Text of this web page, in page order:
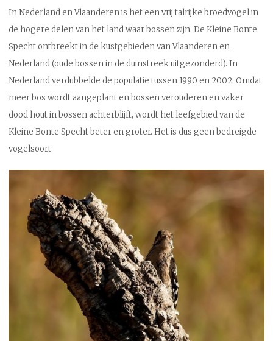
In Nederland en Vlaanderen is het een vrij talrijke broedvogel in
de hogere delen van het land waar bossen zijn. De Kleine Bonte
Specht ontbreekt in de kustgebieden van Vlaanderen en
Nederland (oude bossen in de duinstreek uitgezonderd). In
Nederland verdubbelde de populatie tussen 1990 en 2002. Omdat
meer bos wordt aangeplant en bossen verouderen en vaker
dood hout in bossen achterblijft, wordt het leefgebied van de
Kleine Bonte Specht beter en groter. Het is dus geen bedreigde
vogelsoort